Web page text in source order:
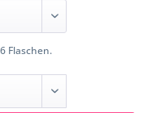
Flaschen.